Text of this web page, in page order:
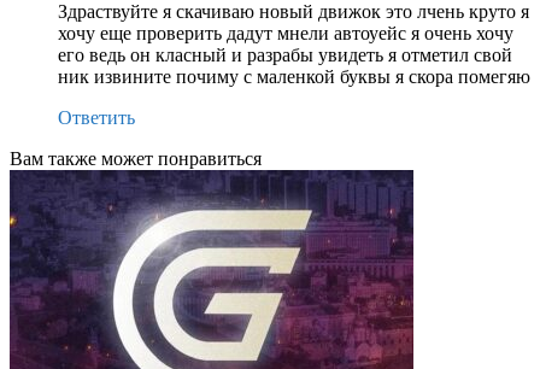
Здраствуйте я скачиваю новый движок это лчень круто я
хочу еще проверить дадут мнели автоуейс я очень хочу
его ведь он класный и разрабы увидеть я отметил свой
ник извините почиму с маленкой буквы я скора помегяю
Ответить
Вам также может понравиться